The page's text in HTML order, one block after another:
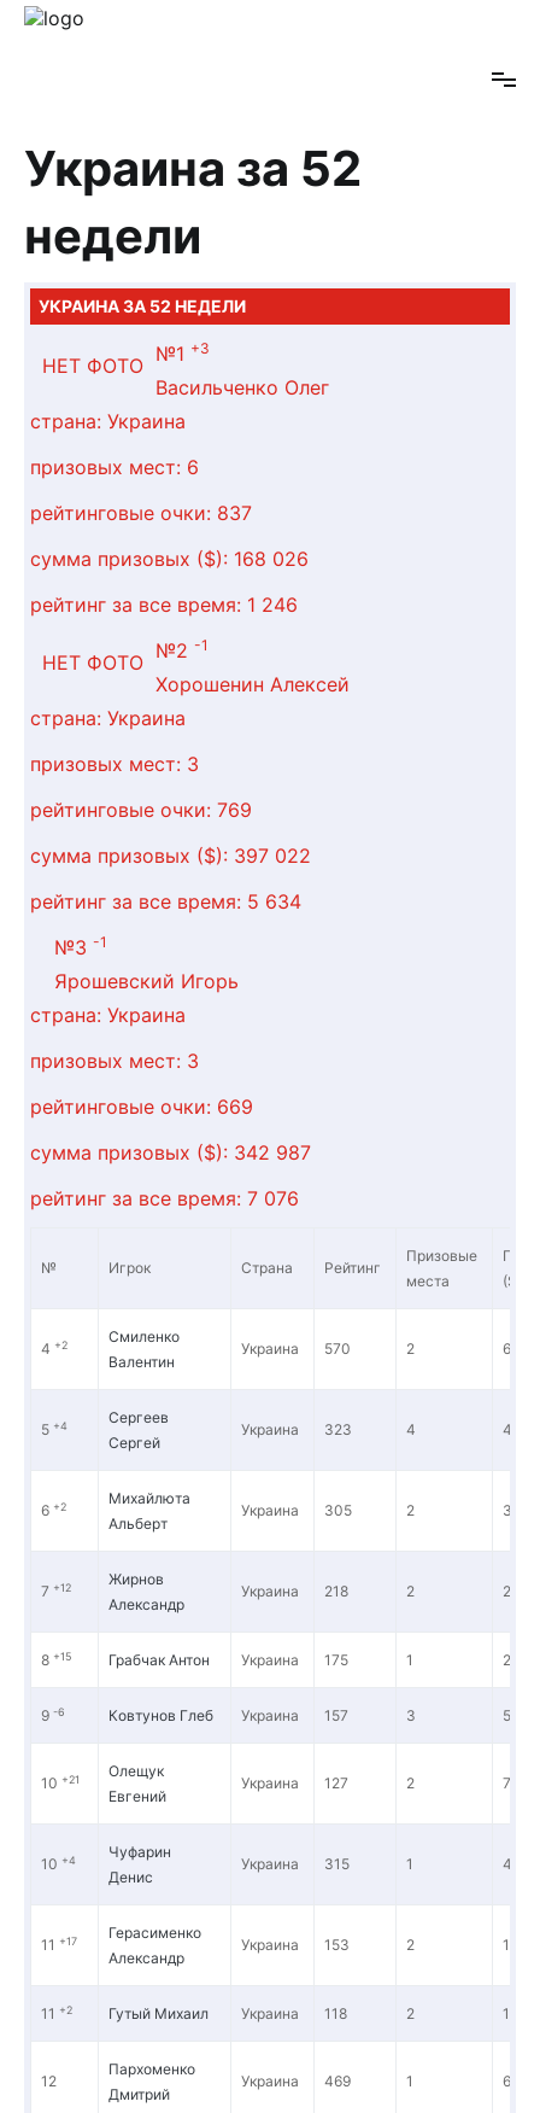
Перейти
Украина за 52
недели
УКРАИНА ЗА 52 НЕДЕЛИ
НЕТ ФОТО №1 +3
Васильченко Олег
страна: Украина
призовых мест: 6
рейтинговые очки: 837
сумма призовых ($): 168 026
рейтинг за все время: 1 246
НЕТ ФОТО №2 -1
Хорошенин Алексей
страна: Украина
призовых мест: 3
рейтинговые очки: 769
сумма призовых ($): 397 022
рейтинг за все время: 5 634
№3 -1
Ярошевский Игорь
страна: Украина
призовых мест: 3
рейтинговые очки: 669
сумма призовых ($): 342 987
рейтинг за все время: 7 076
№ Игрок Страна Рейтинг
Призовые
места
($)
4 +2
Смиленко
Валентин
Украина 570 2 62
5 +4
Сергеев
Сергей
Украина 323 4 49
6 +2
Михайлюта
Альберт
Украина 305 2 37
7 +12
Жирнов
Александр
Украина 218 2 23
8 +15 Грабчак Антон Украина 175 1 28
9 -6 Ковтунов Глеб Украина 157 3 54
10 +21
Олещук
Евгений
Украина 127 2 7 467
10 +4
Чуфарин
Денис
Украина 315 1 44
11 +17
Герасименко
Александр
Украина 153 2 12
11 +2 Гутый Михаил Украина 118 2 14
12
Пархоменко
Дмитрий
Украина 469 1 66